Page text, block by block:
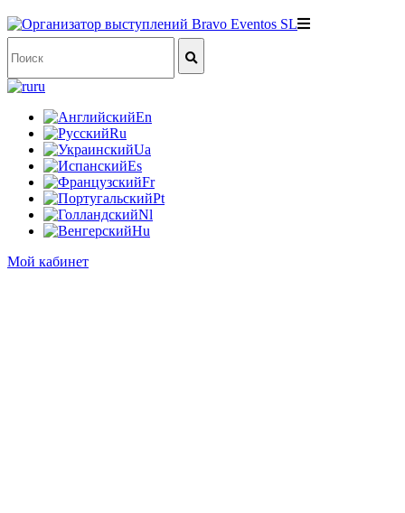
ru
En
Ru
Ua
Es
Fr
Pt
Nl
Hu
Мой кабинет